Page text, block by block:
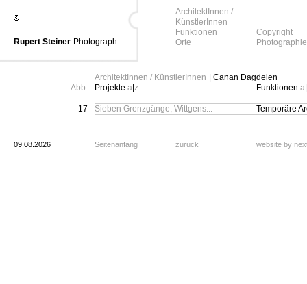
Rupert Steiner Photograph
ArchitektInnen /
KünstlerInnen
Funktionen
Orte
Copyright
Photographie
ArchitektInnen / KünstlerInnen
| Canan Dagdelen
Abb.
Projekte a z Funktionen a
17 Sieben Grenzgänge, Wittgens... Temporäre
09.08.2026 Seitenanfang zurück website by